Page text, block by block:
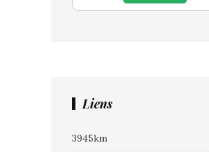
Liens
3945km